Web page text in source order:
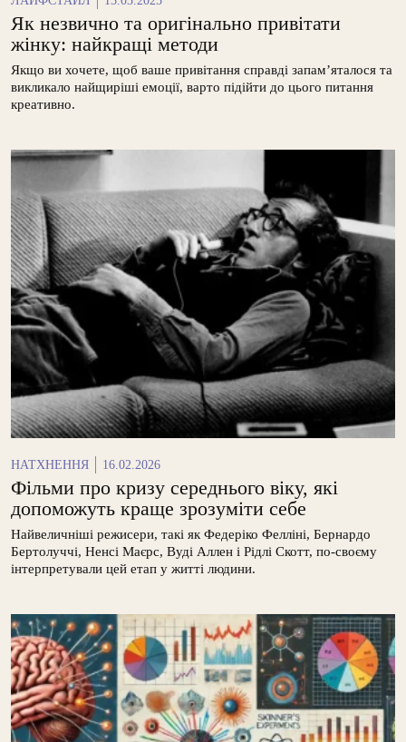
Як незвично та оригінально привітати
жінку: найкращі методи
Якщо ви хочете, щоб ваше привітання справді запам’яталося та
викликало найщиріші емоції, варто підійти до цього питання
креативно.
НАТХНЕННЯ 16.02.2026
Фільми про кризу середнього віку, які
допоможуть краще зрозуміти себе
Найвеличніші режисери, такі як Федеріко Фелліні, Бернардо
Бертолуччі, Ненсі Маєрс, Вуді Аллен і Рідлі Скотт, по-своєму
інтерпретували цей етап у житті людини.